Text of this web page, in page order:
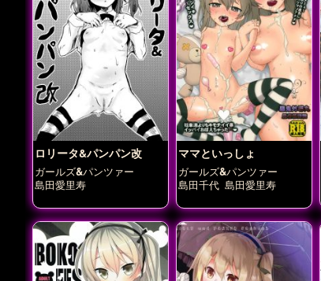
ロリータ&パンパン改
ガールズ&パンツァー
島田愛里寿
ママといっしょ
ガールズ&パンツァー
島田千代 島田愛里寿